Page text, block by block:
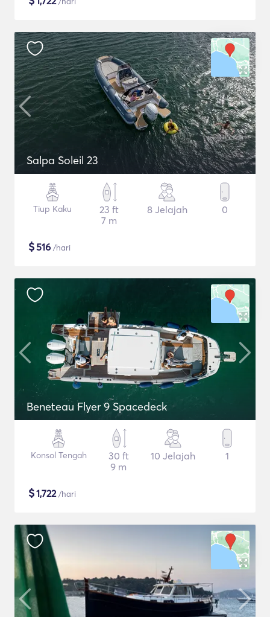
Salpa Soleil 23
Tiup Kaku
23 ft
7 m
8 Jelajah 0
$516 /hari
Beneteau Flyer 9 Spacedeck
Konsol Tengah
30 ft
9 m
10 Jelajah 1
$1,722/hari